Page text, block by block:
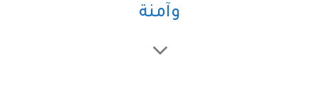
وآمنة